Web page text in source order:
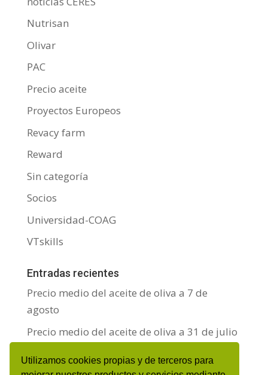
Utilizamos cookies propias y de terceros para
Nutrisan
Olivar
PAC
Precio aceite
Proyectos Europeos
Revacy farm
Reward
Sin categoría
Socios
Universidad-COAG
VTskills
Entradas recientes
Precio medio del aceite de oliva a 7 de
agosto
Precio medio del aceite de oliva a 31 de julio
Precio medio del aceite de oliva a 24 de julio